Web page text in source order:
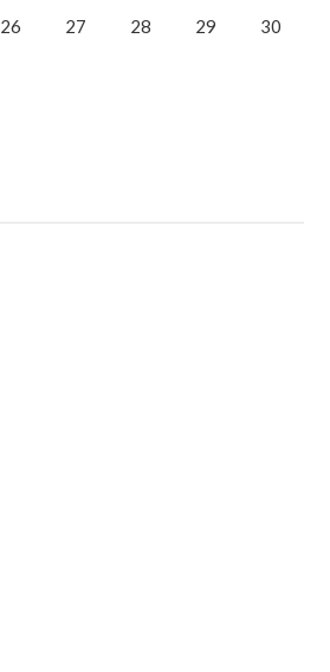
26 27 28 29 30